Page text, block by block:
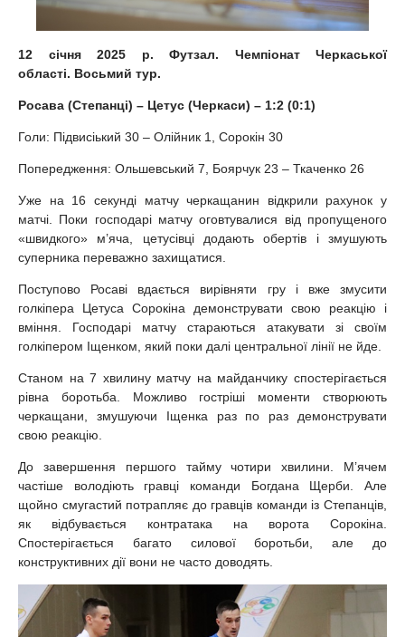
12
січня 2025 р. Футзал. Чемпіонат Черкаської
області. Восьмий тур.
Росава (Степанці) – Цетус (Черкаси) – 1:2 (0:1)
Голи: Підвисіький 30 – Олійник 1, Сорокін 30
Попередження: Ольшевський 7, Боярчук 23 – Ткаченко 26
Уже на 16 секунді матчу черкащанин відкрили рахунок у
матчі. Поки господарі матчу оговтувалися від пропущеного
«швидкого» м’яча, цетусівці додають обертів і змушують
суперника переважно захищатися.
Поступово Росаві вдається вирівняти гру і вже змусити
голкіпера Цетуса Сорокіна демонструвати свою реакцію і
вміння. Господарі матчу стараються атакувати зі своїм
голкіпером Іщенком, який поки далі центральної лінії не йде.
Станом на 7 хвилину матчу на майданчику спостерігається
рівна боротьба. Можливо гостріші моменти створюють
черкащани, змушуючи Іщенка раз по раз демонструвати
свою реакцію.
До завершення першого тайму чотири хвилини. М’ячем
частіше володіють гравці команди Богдана Щерби. Але
щойно смугастий потрапляє до гравців команди із Степанців,
як відбувається контратака на ворота Сорокіна.
Спостерігається багато силової боротьби, але до
конструктивних дії вони не часто доводять.